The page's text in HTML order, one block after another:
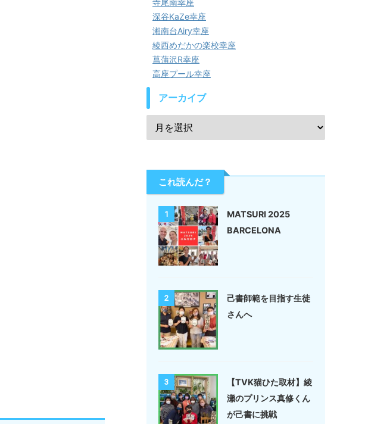
寺尾南幸座
深谷KaZe幸座
湘南台Airy幸座
綾西めだかの楽校幸座
菖蒲沢R幸座
高座プール幸座
アーカイブ
これ読んだ？
1
MATSURI 2025
BARCELONA
2
己書師範を目指す生徒
さんへ
3
【TVK猫ひた取材】綾
瀬のプリンス真修くん
が己書に挑戦